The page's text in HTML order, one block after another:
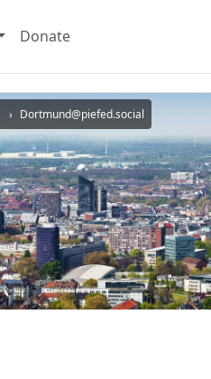
Donate
Dortmund@piefed.social